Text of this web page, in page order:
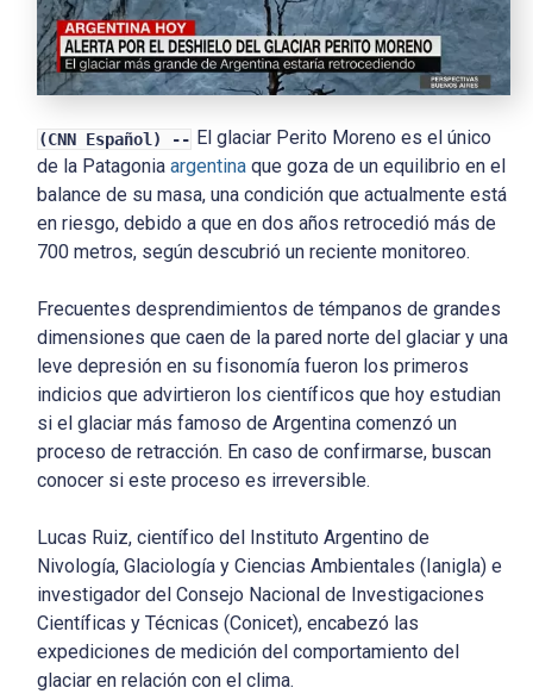
(CNN Español) -- El glaciar Perito Moreno es el único
de la Patagoniaargentina que goza de un equilibrio en el
balance de su masa, una condición que actualmente está
en riesgo, debido a que en dos años retrocedió más de
700 metros, según descubrió un reciente monitoreo.
Frecuentes desprendimientos de témpanos de grandes
dimensiones que caen de la pared norte del glaciar y una
leve depresión en su fisonomía fueron los primeros
indicios que advirtieron los científicos que hoy estudian
si el glaciar más famoso de Argentina comenzó un
proceso de retracción. En caso de confirmarse, buscan
conocer si este proceso es irreversible.
Lucas Ruiz, científico del Instituto Argentino de
Nivología, Glaciología y Ciencias Ambientales (Ianigla) e
investigador del Consejo Nacional de Investigaciones
Científicas y Técnicas (Conicet), encabezó las
expediciones de medición del comportamiento del
glaciar en relación con el clima.